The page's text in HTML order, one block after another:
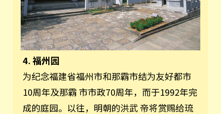
4. 福州园
为纪念福建省福州市和那霸市结为友好都市
10周年及那霸 市市政70周年，而于1992年完
成的庭园。以往，明朝的洪武 帝将赏赐给琉